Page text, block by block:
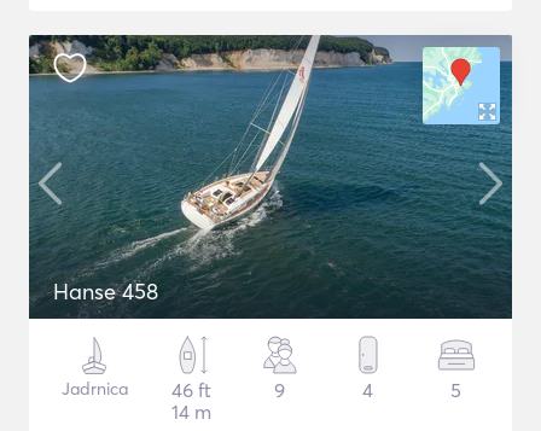
Hanse 458
Jadrnica
46 ft
14 m
9 4 5